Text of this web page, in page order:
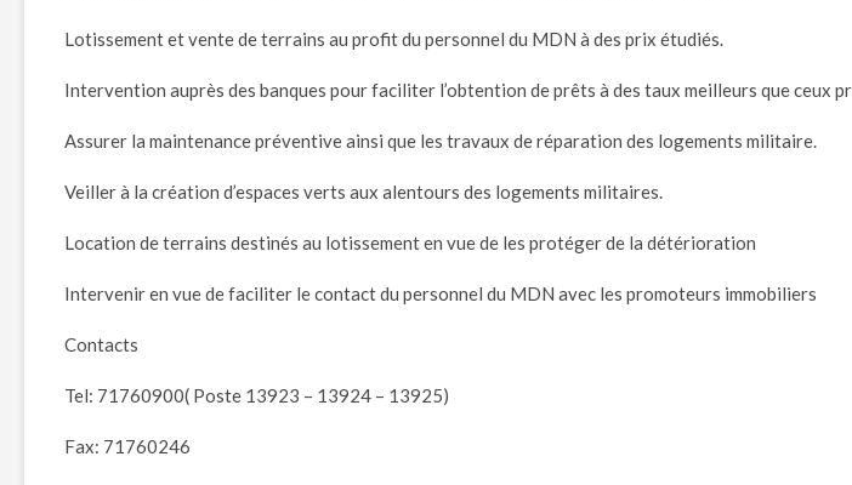
Lotissement et vente de terrains au profit du personnel du MDN à des prix étudiés.
Intervention auprès des banques pour faciliter l’obtention de prêts à des taux meilleurs que ceux
Assurer la maintenance préventive ainsi que les travaux de réparation des logements militaire.
Veiller à la création d’espaces verts aux alentours des logements militaires.
Location de terrains destinés au lotissement en vue de les protéger de la détérioration
Intervenir en vue de faciliter le contact du personnel du MDN avec les promoteurs immobiliers
Contacts
Tel: 71760900( Poste 13923 – 13924 – 13925)
Fax: 71760246